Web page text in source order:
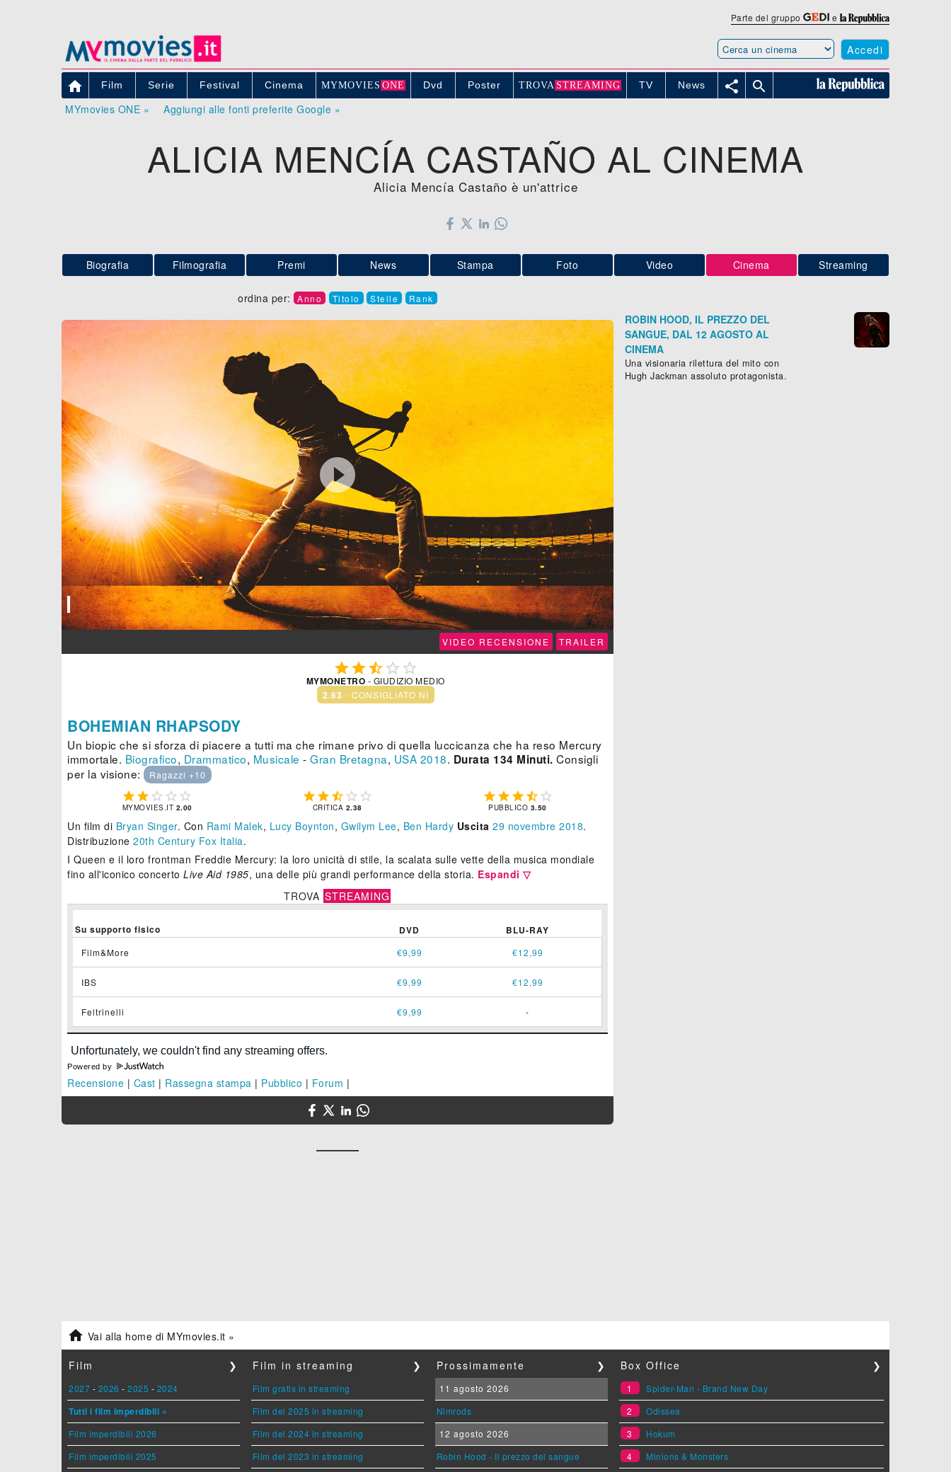
Parte del gruppo e
Accedi
 Film Serie Festival Cinema MYMOVIE S ONE Dvd Poster TROVA STREAMING TV News  
MYmovies ONE » Aggiungi alle fonti preferite Google »
ALICIA MENCÍA CASTAÑO AL CINEMA
Alicia Mencía Castaño è un'attrice
Biografia Filmografia Premi News Stampa Foto Video Cinema Streaming
ordina per: Anno Titolo Stelle Rank

VIDEO RECENSIONE TRAILER
  
MYMONETRO - GIUDIZIO MEDIO
2.63 - CONSIGLIATO NÌ
BOHEMIAN RHAPSODY
Un biopic che si sforza di piacere a tutti ma che rimane privo di quella luccicanza che ha reso Mercury
immortale. Biografico, Drammatico, Musicale - Gran Bretagna, USA 2018. Durata 134 Minuti. Consigli
per la visione:
Ragazzi +10
    
MYMOVIES.IT 2.00
    
CRITICA 2.38
    
PUBBLICO 3.50
Un film di Bryan Singer. Con Rami Malek, Lucy Boynton, Gwilym Lee, Ben Hardy Uscita 29 novembre 2018.
Distribuzione 20th Century Fox Italia.
I Queen e il loro frontman Freddie Mercury: la loro unicità di stile, la scalata sulle vette della musica mondiale
fino all'iconico concerto Live Aid 1985, una delle più grandi performance della storia. Espandi ▽
TROVA STREAMING
Su supporto fisico DVD BLU-RAY
Film&More €9,99 €12,99
IBS €9,99 €12,99
Feltrinelli €9,99 -
Powered by
Recensione | Cast | Rassegna stampa | Pubblico | Forum |
ROBIN HOOD, IL PREZZO DEL
SANGUE, DAL 12 AGOSTO AL
CINEMA
Una visionaria rilettura del mito con
Hugh Jackman assoluto protagonista.
 Vai alla home di MYmovies.it »
Film ❯
2027 - 2026 - 2025 - 2024
Tutti i film imperdibili »
Film imperdibili 2026
Film imperdibili 2025
Film in streaming ❯
Film gratis in streaming
Film del 2025 in streaming
Film del 2024 in streaming
Film del 2023 in streaming
Prossimamente ❯
11 agosto 2026
Nimrods
12 agosto 2026
Robin Hood - Il prezzo del sangue
Box Office ❯
1
Spider-Man - Brand New Day
2
Odissea
3
Hokum
4
Minions & Monsters